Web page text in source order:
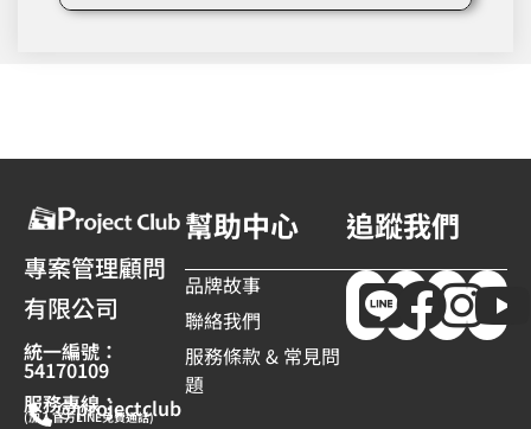
專案管理顧問
有限公司
統一編號：
54170109
服務專線：
@projectclub
(加入官方LINE免費通話)
幫助中心
品牌故事
聯絡我們
服務條款 & 常見問
題
追蹤我們